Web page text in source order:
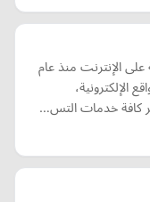
الإنترنت منذ عام
الإلكترونية،
كافة خدمات التس…